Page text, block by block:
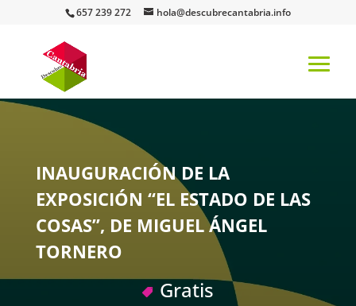
657 239 272 hola@descubrecantabria.info
INAUGURACIÓN DE LA
EXPOSICIÓN “EL ESTADO DE LAS
COSAS”, DE MIGUEL ÁNGEL
TORNERO
Gratis